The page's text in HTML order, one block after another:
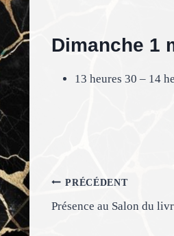
Dimanche 1
13 heures 30 – 14
Navigation
de
PRÉCÉDENT
Présence au Salon du